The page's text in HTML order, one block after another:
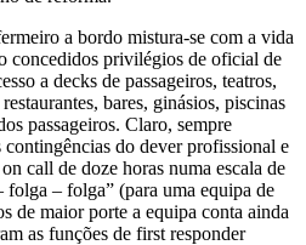
a bordo mistura-se com a vida
concedidos privilégios de oficial de
a decks de passageiros, teatros,
bares, ginásios, piscinas
passageiros. Claro, sempre
contingências do dever profissional e
call de doze horas numa escala de
– folga” (para uma equipa de
de maior porte a equipa conta ainda
as funções de first responder